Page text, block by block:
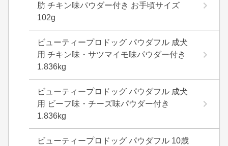
肪 チキン味パウダー付き お手頃サイズ
102g
ビューティープロドッグ パウダフル 成犬
用 チキン味・サツマイモ味パウダー付き
1.836kg
ビューティープロドッグ パウダフル 成犬
用 ビーフ味・チーズ味パウダー付き
1.836kg
ビューティープロドッグ パウダフル 10歳